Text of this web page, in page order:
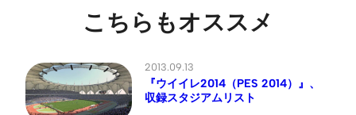
こちらもオススメ
2013.09.13
『ウイイレ2014（PES 2014）』、
収録スタジアムリスト